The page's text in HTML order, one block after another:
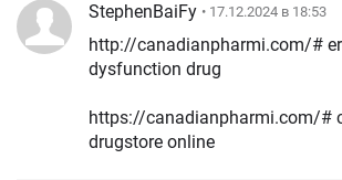
StephenBaiFy • 17.12.2024 в 18:53
http://canadianpharmi.com/#
dysfunction drug
https://canadianpharmi.com/#
drugstore online